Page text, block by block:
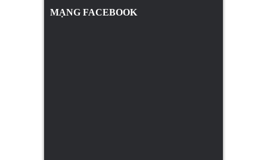
MẠNG FACEBOOK